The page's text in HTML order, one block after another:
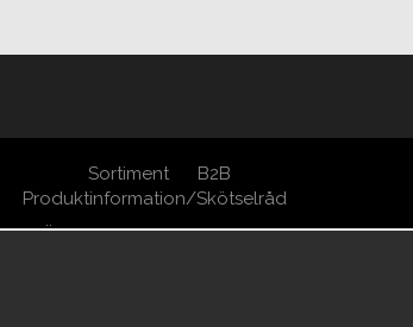
Sortiment
B2B
Produktinformation/Skötselråd
Öppna Cookie-inställningar